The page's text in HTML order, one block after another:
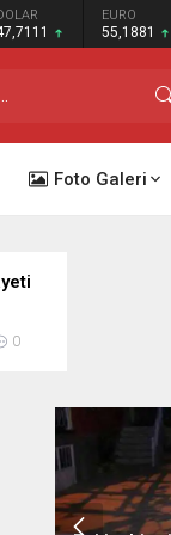
EURO
55,1881
Foto Galeri
0